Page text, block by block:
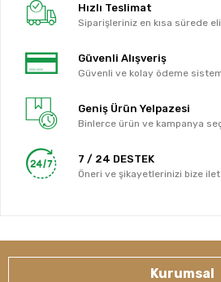
Hızlı Teslimat
Siparişleriniz en kısa sürede
Güvenli Alışveriş
Güvenli ve kolay ödeme
Geniş Ürün Yelpazesi
Binlerce ürün ve kampanya
7 / 24 DESTEK
Öneri ve şikayetlerinizi bize
Kurumsal